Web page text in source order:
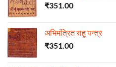
₹351.00
अभिमंत्रित राहू यन्त्र
₹351.00